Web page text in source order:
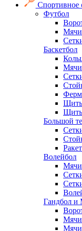
Спортивное
Футбол
Мячи
Баскетбол
Мячи
Щиты
Щиты
Большой
Волейбол
Мячи
Гандбол и
Мячи
Мячи